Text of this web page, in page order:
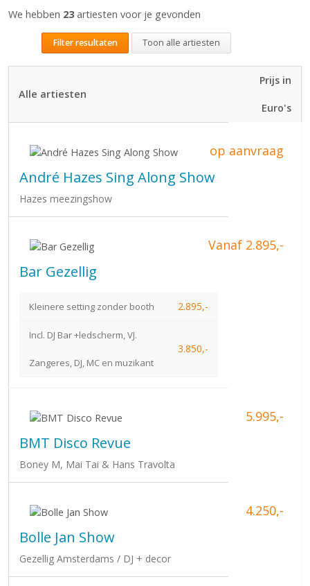
We hebben 23artiesten voor je gevonden
Filter resultaten Toon alle artiesten
Alle artiesten
Prijs in
Euro's
André Hazes Sing Along Show
Hazes meezingshow
op aanvraag
Bar Gezellig
Vanaf 2.895,-
Kleinere setting zonder booth 2.895,-
Incl. DJ Bar +ledscherm, VJ.
Zangeres, DJ, MC en muzikant
3.850,-
BMT Disco Revue
Boney M, Mai Tai & Hans Travolta
5.995,-
Bolle Jan Show
Gezellig Amsterdams / DJ + decor
4.250,-